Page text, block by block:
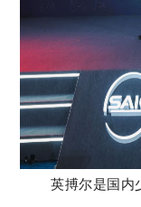
英搏尔是国内